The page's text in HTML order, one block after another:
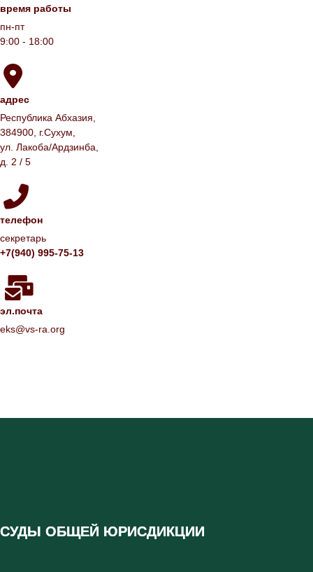
время работы
пн-пт
9:00 - 18:00
адрес
Республика Абхазия,
384900, г.Сухум,
ул. Лакоба/Ардзинба,
д. 2 / 5
телефон
секретарь
+7(940) 995-75-13
эл.почта
eks@vs-ra.org
СУДЫ ОБЩЕЙ ЮРИСДИКЦИИ